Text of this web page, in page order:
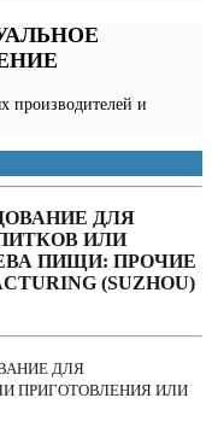
производителей и
ДЛЯ
ИЛИ
ПИЩИ: ПРОЧИЕ
(SUZHOU)
ДЛЯ
ПРИГОТОВЛЕНИЯ ИЛИ